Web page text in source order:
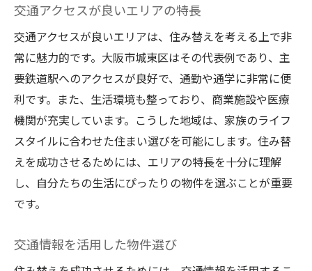
交通アクセスが良いエリアの特長
交通アクセスが良いエリアは、住み替えを考える上で非
常に魅力的です。大阪市城東区はその代表例であり、主
要鉄道駅へのアクセスが良好で、通勤や通学に非常に便
利です。また、生活環境も整っており、商業施設や医療
機関が充実しています。こうした地域は、家族のライフ
スタイルに合わせた住まい選びを可能にします。住み替
えを成功させるためには、エリアの特長を十分に理解
し、自分たちの生活にぴったりの物件を選ぶことが重要
です。
交通情報を活用した物件選び